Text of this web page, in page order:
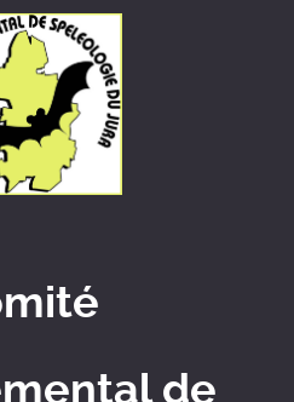
de